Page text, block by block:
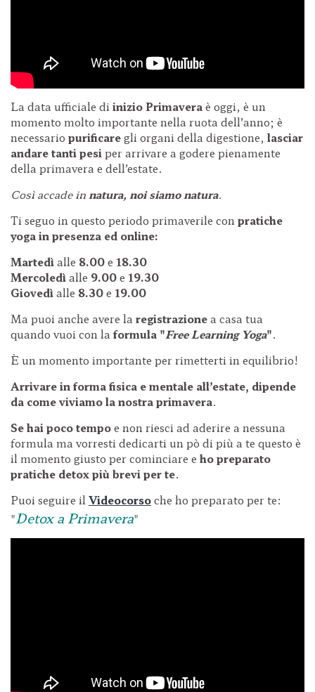
La data ufficiale di inizio Primaveraè oggi, è un
momento molto importante nella ruota dell’anno; è
necessario purificaregli organi della digestione, lasciar
andare tanti pesi per arrivare a godere pienamente
della primavera e dell’estate.
Così accade in natura, noi siamo natura.
Ti seguo in questo periodo primaverile con pratiche
yoga in presenza ed online:
Martedì alle 8.00e 18.30
Mercoledì alle 9.00e 19.30
Giovedì alle 8.30e 19.00
Ma puoi anche avere la registrazionea casa tua
quando vuoi con la formula "Free Learning Yoga".
È un momento importante per rimetterti in equilibrio!
Arrivare in forma fisica e mentale all’estate, dipende
da come viviamo la nostra primavera.
Se hai poco tempoe non riesci ad aderire a nessuna
formula ma vorresti dedicarti un pò di più a te questo è
il momento giusto per cominciare e ho preparato
pratiche detox più brevi per te.
Puoi seguire il Videocorsoche ho preparato per te:
"Detox a Primavera"